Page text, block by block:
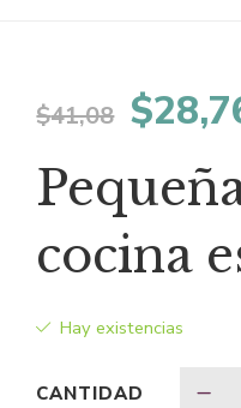
$41,08 El
precio
era:
$41,08.
$
cocina
Hay existencias
CANTIDAD